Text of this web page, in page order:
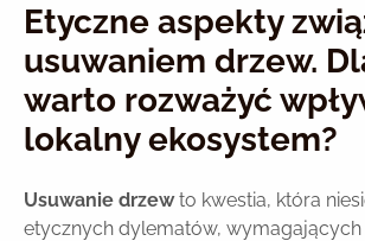
Etyczne aspekty
usuwaniem drzew.
warto rozważyć
lokalny ekosystem?
Usuwanie drzewto kwestia, która
etycznych dylematów, wymagających